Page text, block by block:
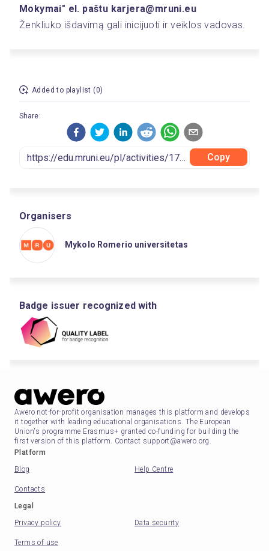
Mokymai" el. paštu karjera@mruni.eu
Added to playlist (0)
Share:
Copy
Organisers
Mykolo Romerio universitetas
Badge issuer recognized with
Awero not-for-profit organisation manages this platform and develops
it together with leading educational organisations. The European
Union's programme Erasmus+ granted co-funding for building the
first version of this platform. Contact support@awero.org.
Platform
Blog
Help Centre
Contacts
Legal
Privacy policy
Data security
Terms of use